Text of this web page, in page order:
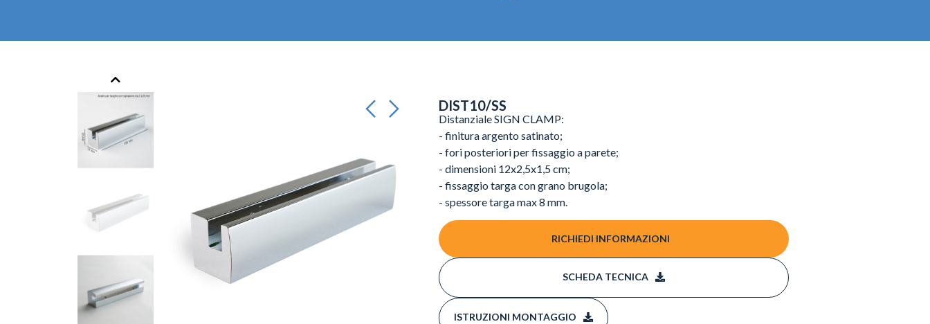
DIST10/SS
Distanziale SIGN CLAMP:
- finitura argento satinato;
- fori posteriori per fissaggio a parete;
- dimensioni 12x2,5x1,5 cm;
- fissaggio targa con grano brugola;
- spessore targa max 8 mm.
RICHIEDI INFORMAZIONI
SCHEDA TECNICA
ISTRUZIONI MONTAGGIO